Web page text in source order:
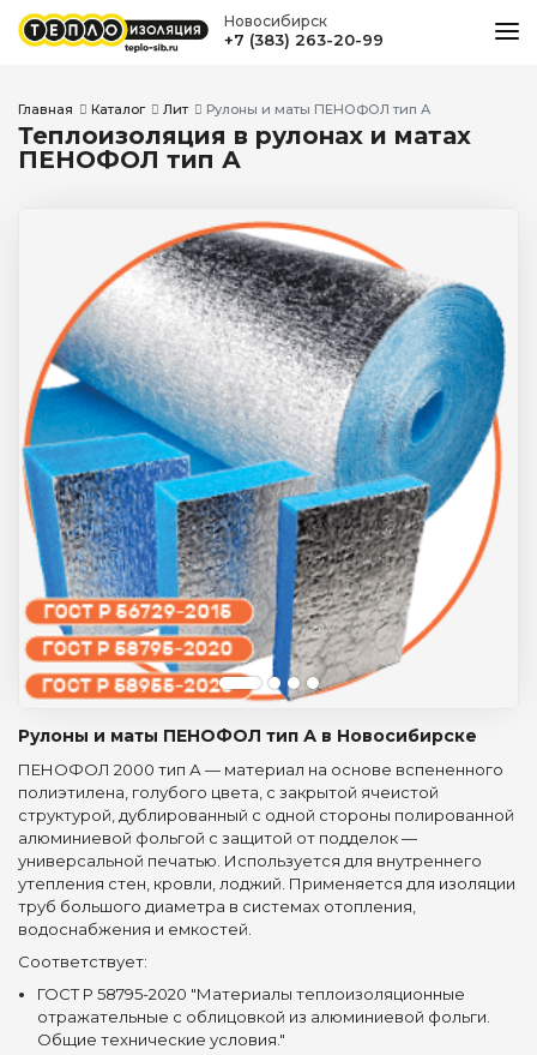
Новосибирск
+7 (383) 263-20-99
СЕРТИФИКАТЫ
НОВОСТИ
19 ЛЕТ СОХРАНЯЕМ ЭНЕРГИЮ!
Новосибирск
пер. Пристанский, 2
+7 (383) 263-20-99
ЗАДАТЬ ВОПРОС
Главная Каталог Лит Рулоны и маты ПЕНОФОЛ тип А
Теплоизоляция в рулонах и матах
ПЕНОФОЛ тип А
Рулоны и маты ПЕНОФОЛ тип А в Новосибирске
ПЕНОФОЛ 2000 тип А — материал на основе вспененного
полиэтилена, голубого цвета, с закрытой ячеистой
структурой, дублированный с одной стороны полированной
алюминиевой фольгой с защитой от подделок —
универсальной печатью. Используется для внутреннего
утепления стен, кровли, лоджий. Применяется для изоляции
труб большого диаметра в системах отопления,
водоснабжения и емкостей.
Соответствует:
ГОСТ Р 58795-2020 "Материалы теплоизоляционные
отражательные с облицовкой из алюминиевой фольги.
Общие технические условия."